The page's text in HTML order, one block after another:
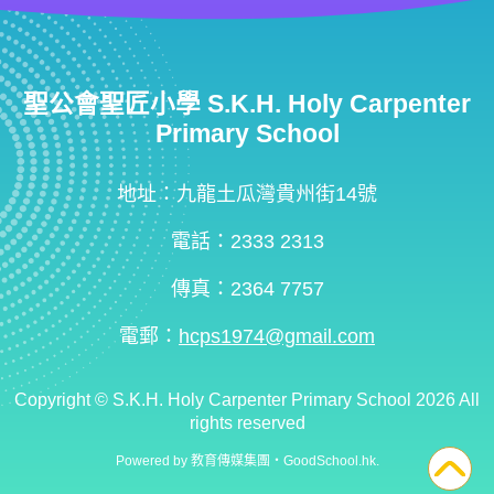
聖公會聖匠小學 S.K.H. Holy Carpenter
Primary School
地址：九龍土瓜灣貴州街14號
電話：2333 2313
傳真：2364 7757
電郵： hcps1974@gmail.com
Copyright © S.K.H. Holy Carpenter Primary School 2026 All
rights reserved
Powered by 教育傳媒集團 ‧ GoodSchool.hk.